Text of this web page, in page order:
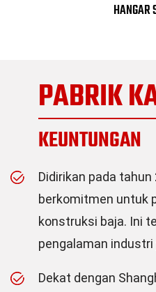
HANGAR
PABRIK
KEUNTUNGAN
Didirikan pada
berkomitmen untuk
konstruksi baja. Ini
pengalaman
Dekat dengan